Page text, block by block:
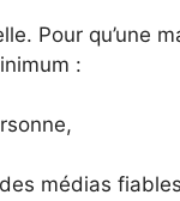
Pour qu’une
:
médias